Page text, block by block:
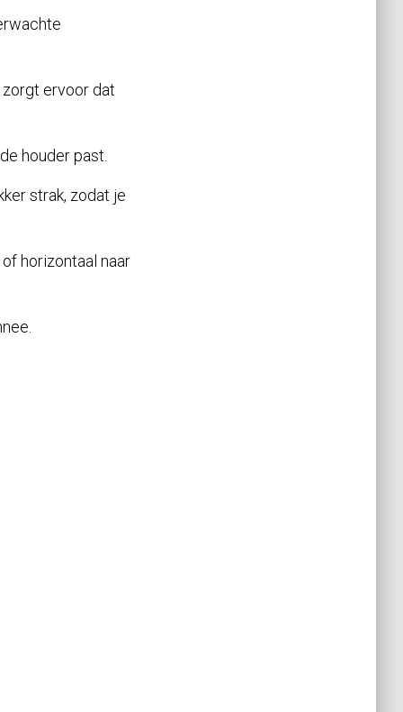
ervoor dat
houder past.
strak, zodat je
horizontaal naar